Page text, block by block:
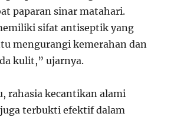
paparan sinar matahari.
sifat antiseptik yang
mengurangi kemerahan dan
kulit,” ujarnya.
rahasia kecantikan alami
terbukti efektif dalam